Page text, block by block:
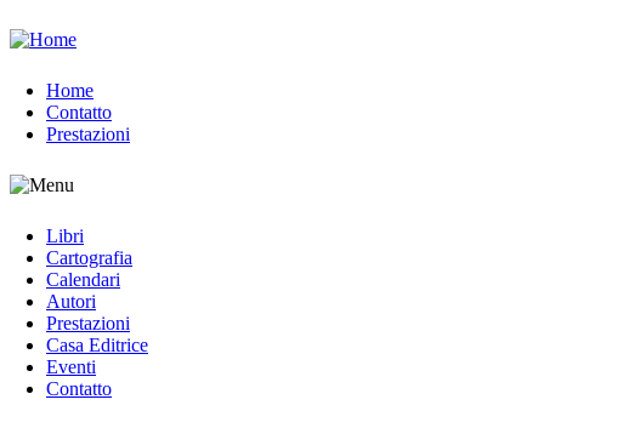
Jump to navigation
Home
Contatto
Prestazioni
Libri
Cartografia
Calendari
Autori
Prestazioni
Casa Editrice
Eventi
Contatto